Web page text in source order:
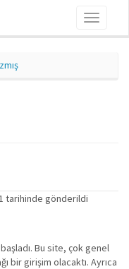
Toggle
tarihinde gönderildi
Bu site, çok genel
bir girişim olacaktı. Ayrıca